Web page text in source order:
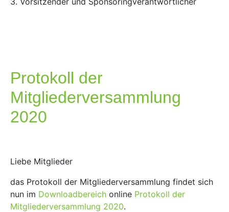
Protokoll der
Mitgliederversammlung
2020
Liebe Mitglieder
das Protokoll der Mitgliederversammlung findet sich
nun im Downloadbereich online Protokoll der
Mitgliederversammlung 2020.